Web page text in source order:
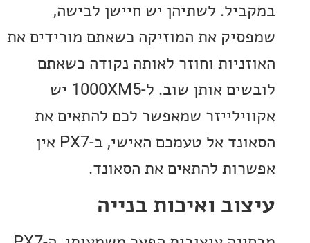
לשתיהן יש חיישן לבישה,
את המוזיקה כשאתם מורידים את
וחוזר לאותה נקודה כשאתם
לובשים אותן שוב. ל-1000XM5 יש
שמאפשר לכם להתאים את
הסאונד אל טעמכם האישי, ב-PX7 אין
להתאים את הסאונד.
ואיכות בנייה